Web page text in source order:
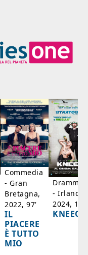
Commedia
- Gran
Bretagna,
2022, 97'
IL
PIACERE
È TUTTO
MIO
- Irlanda,
2024,